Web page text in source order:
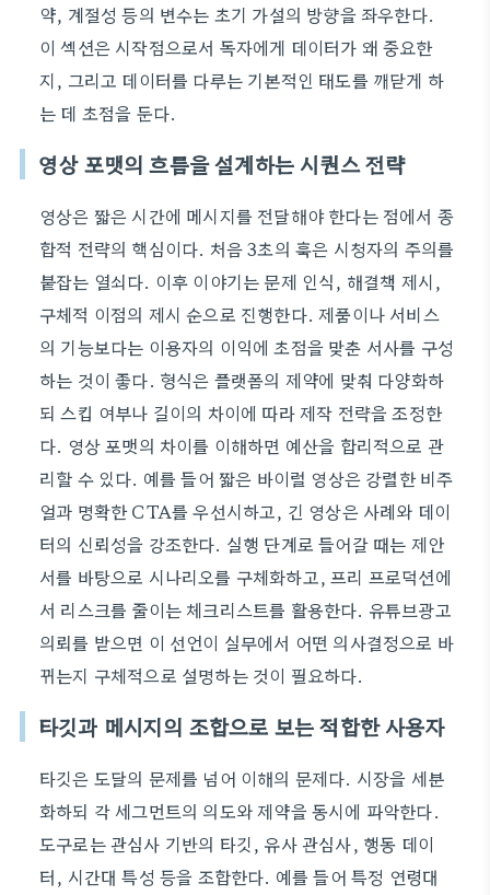
약, 계절성 등의 변수는 초기 가설의 방향을 좌우한다.
이 섹션은 시작점으로서 독자에게 데이터가 왜 중요한
지, 그리고 데이터를 다루는 기본적인 태도를 깨닫게 하
는 데 초점을 둔다.
영상 포맷의 흐름을 설계하는 시퀀스 전략
영상은 짧은 시간에 메시지를 전달해야 한다는 점에서 종
합적 전략의 핵심이다. 처음 3초의 훅은 시청자의 주의를
붙잡는 열쇠다. 이후 이야기는 문제 인식, 해결책 제시,
구체적 이점의 제시 순으로 진행한다. 제품이나 서비스
의 기능보다는 이용자의 이익에 초점을 맞춘 서사를 구성
하는 것이 좋다. 형식은 플랫폼의 제약에 맞춰 다양화하
되 스킵 여부나 길이의 차이에 따라 제작 전략을 조정한
다. 영상 포맷의 차이를 이해하면 예산을 합리적으로 관
리할 수 있다. 예를 들어 짧은 바이럴 영상은 강렬한 비주
얼과 명확한 CTA를 우선시하고, 긴 영상은 사례와 데이
터의 신뢰성을 강조한다. 실행 단계로 들어갈 때는 제안
서를 바탕으로 시나리오를 구체화하고, 프리 프로덕션에
서 리스크를 줄이는 체크리스트를 활용한다. 유튜브광고
의뢰를 받으면 이 선언이 실무에서 어떤 의사결정으로 바
뀌는지 구체적으로 설명하는 것이 필요하다.
타깃과 메시지의 조합으로 보는 적합한 사용자
타깃은 도달의 문제를 넘어 이해의 문제다. 시장을 세분
화하되 각 세그먼트의 의도와 제약을 동시에 파악한다.
도구로는 관심사 기반의 타깃, 유사 관심사, 행동 데이
터, 시간대 특성 등을 조합한다. 예를 들어 특정 연령대